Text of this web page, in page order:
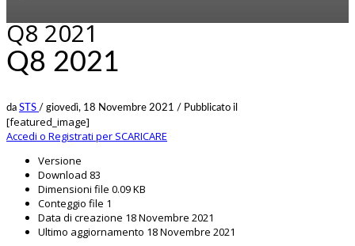
Q8 2021
Q8 2021
da STS / giovedì, 18 Novembre 2021 / Pubblicato il
[featured_image]
Accedi o Registrati per SCARICARE
Versione
Download 83
Dimensioni file 0.09 KB
Conteggio file 1
Data di creazione 18 Novembre 2021
Ultimo aggiornamento 18 Novembre 2021